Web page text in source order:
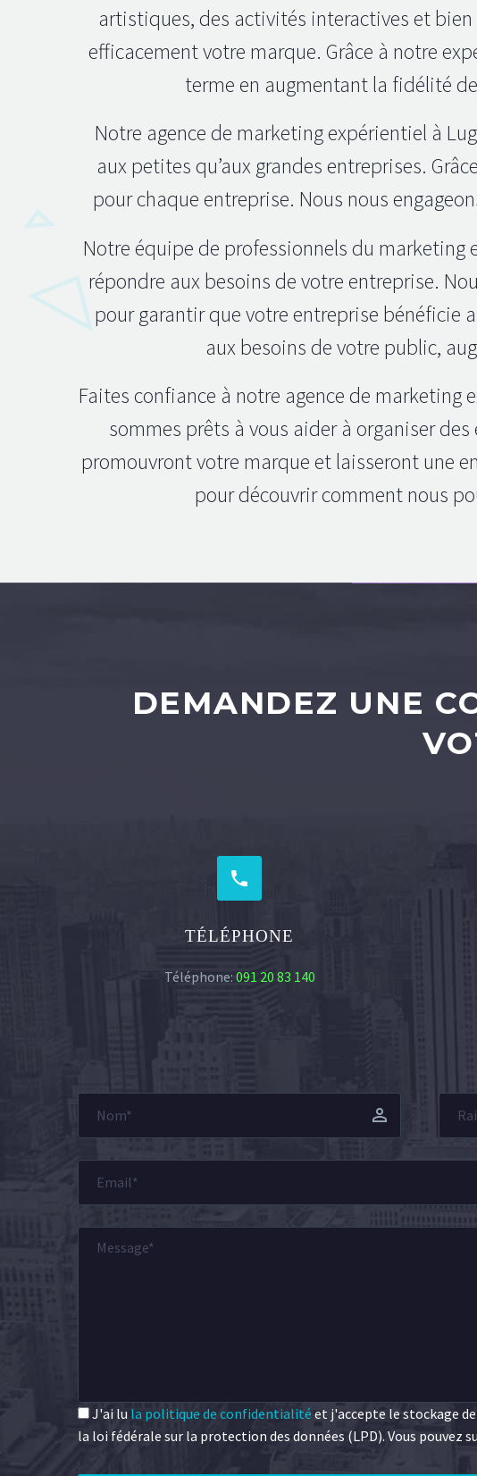
artistiques, des activités interactives et
efficacement votre marque. Grâce à notre
terme en augmentant la fidélité
Notre agence de marketing expérientiel à
aux petites qu’aux grandes entreprises.
pour chaque entreprise. Nous nous
Notre équipe de professionnels du marketing
répondre aux besoins de votre entreprise.
pour garantir que votre entreprise bénéficie
aux besoins de votre public,
Faites confiance à notre agence de marketing
sommes prêts à vous aider à organiser
promouvront votre marque et laisseront une
pour découvrir comment nous
DEMANDEZ UNE


TÉLÉPHONE
Téléphone: 091 20 83 140
J'ai lu la politique de confidentialité et j'accepte le stockage
la loi fédérale sur la protection des données (LPD). Vous pouvez